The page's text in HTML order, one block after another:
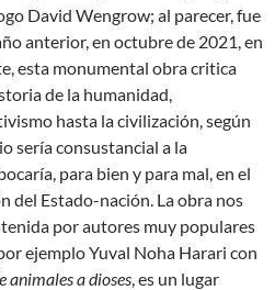
David Wengrow; al parecer, fue
anterior, en octubre de 2021, en
esta monumental obra critica
de la humanidad,
hasta la civilización, según
sería consustancial a la
para bien y para mal, en el
del Estado-nación. La obra nos
por autores muy populares
ejemplo Yuval Noha Harari con
animales a dioses , es un lugar